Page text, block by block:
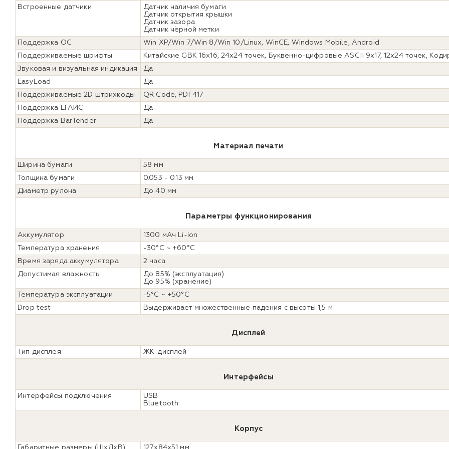
Встроенные датчики
Датчик наличия бумаги
Датчик открытия крышки
Датчик зазора
Датчик чёрной метки
Поддержка ОС
Win XP/Win 7/Win 8/Win 10/Linux, WinCE, Windows Mobile, Android
Поддерживаемые шрифты
Китайские GBK 16x16, 24x24 точек, Буквенно-цифровые ASCII 9x17, 12x24 точек,
Звуковая и визуальная индикация
Да
EasyLoad
Да
Поддерживаемые 2D штрихкоды
QR Code, PDF417
Поддержка ЕГАИС
Да
Поддержка BarTender
Да
Материал печати
Ширина бумаги
58 мм
Толщина бумаги
0.053 - 0.13 мм
Диаметр рулона
До 40 мм
Параметры функционирования
Аккумулятор
1300 мАч Li-ion
Температура хранения
-30°С ~ +60°С
Время заряда аккумулятора
2 часа
Допустимая влажность
До 85% (эксплуатация)
До 95% (хранение)
Температура эксплуатации
-5°С ~ +50°С
Drop test
Выдерживает множественные падения с высоты 1,5 м
Дисплей
Тип дисплея ЖК-дисплей
Интерфейсы
Интерфейсы подключения
USB
Bluetooth
Корпус
Габаритные размеры (ШхДхВ) 127х84х51 мм